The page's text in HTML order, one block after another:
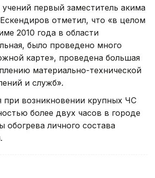
первый заместитель акима
отметил, что «в целом
2010 года в области
было проведено много
карте», проведена большая
материально-технической
и служб».
при возникновении крупных ЧС
более двух часов в городе
обогрева личного состава